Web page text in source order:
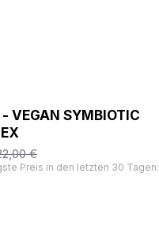
VEGAN SYMBIOTIC
€
Preis in den letzten 30 Tagen: